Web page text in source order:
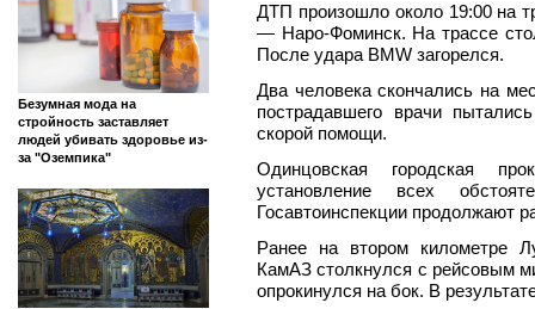
Безумная мода на
стройность заставляет
людей убивать здоровье из-
за "Оземпика"
ДТП произошло около 19:00 на
— Наро-Фоминск. На трассе
После удара BMW загорелся.
Два человека скончались на
пострадавшего врачи
скорой помощи.
Одинцовская городская
установление всех
Госавтоинспекции продолжают
Ранее на втором километре
КамАЗ столкнулся с рейсовым
опрокинулся на бок. В